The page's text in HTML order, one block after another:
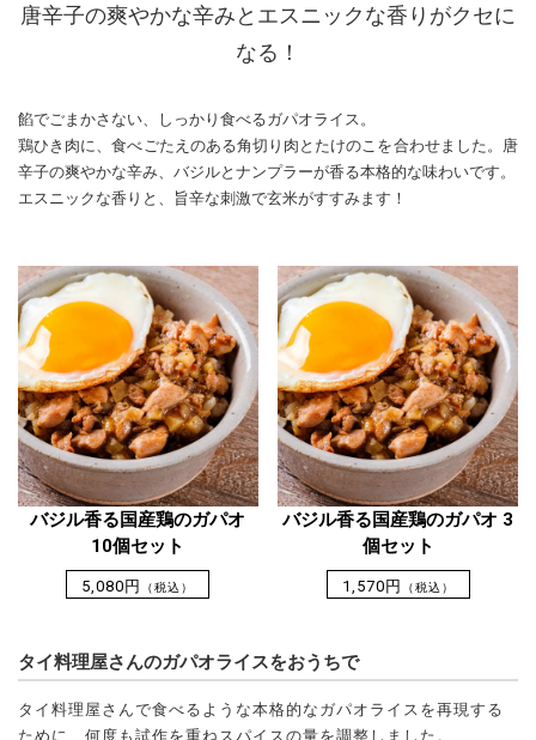
唐辛子の爽やかな辛みとエスニックな香りがクセに
なる！
餡でごまかさない、しっかり食べるガパオライス。
鶏ひき肉に、食べごたえのある角切り肉とたけのこを合わせました。唐
辛子の爽やかな辛み、バジルとナンプラーが香る本格的な味わいです。
エスニックな香りと、旨辛な刺激で玄米がすすみます！
バジル香る国産鶏のガパオ
10個セット
5,080円 （税込）
バジル香る国産鶏のガパオ 3
個セット
1,570円 （税込）
タイ料理屋さんのガパオライスをおうちで
タイ料理屋さんで食べるような本格的なガパオライスを再現する
ために、何度も試作を重ねスパイスの量を調整しました。